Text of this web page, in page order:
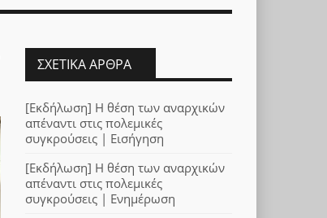
ΣΧΕΤΙΚΆ ΆΡΘΡΑ
[Εκδήλωση] Η θέση των αναρχικών
απέναντι στις πολεμικές
συγκρούσεις | Εισήγηση
[Εκδήλωση] Η θέση των αναρχικών
απέναντι στις πολεμικές
συγκρούσεις | Ενημέρωση